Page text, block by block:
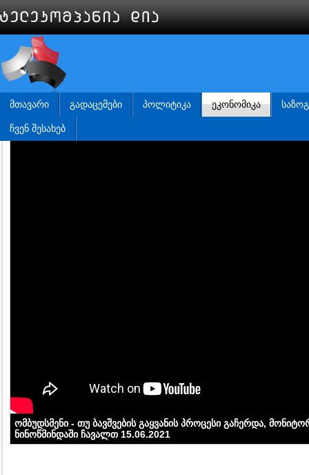
ᲛᲗᲐᲕᲐᲠᲘ ᲒᲐᲓᲐᲪᲔᲛᲔᲑᲘ ᲞᲝᲚᲘᲢᲘᲙᲐ ᲔᲙᲝᲜᲝᲛᲘᲙᲐ
ᲩᲕᲔᲜ ᲨᲔᲡᲐᲮᲔᲑ
ომბუდსმენი - თუ ბავშვების გაყვანის პროცესი გაჩერდა,
ნინოწმინდაში ჩავალთ 15.06.2021